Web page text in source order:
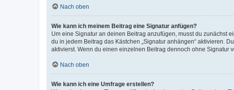
Nach oben
Wie kann ich meinem Beitrag eine Signatur anfügen?
Um eine Signatur an deinen Beitrag anzufügen, musst du zunächst
du in jedem Beitrag das Kästchen „Signatur anhängen“ aktivieren.
aktivierst. Wenn du einen einzelnen Beitrag dennoch ohne Signatur
Nach oben
Wie kann ich eine Umfrage erstellen?